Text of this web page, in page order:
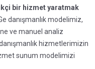
bir hizmet yaratmak
danışmanlık modelimiz,
ve manuel analiz
hizmetlerimizin
sunum modelimizi